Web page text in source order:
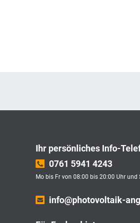
Ihr persönliches Info-
0761 5941 4243
Mo bis Fr von 08:00 bis 20:00 Uhr und
info@photovoltaik-